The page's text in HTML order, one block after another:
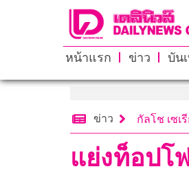
หน้าแรก ข่าว บัน
ข่าว กัลโช เซเ
แย่งท็อปโ